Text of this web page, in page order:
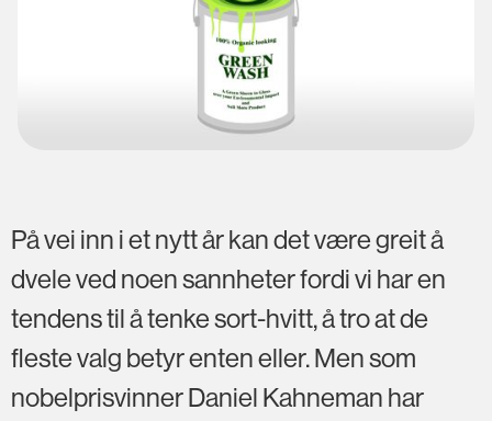
På vei inn i et nytt år kan det være greit å
dvele ved noen sannheter fordi vi har en
tendens til å tenke sort-hvitt, å tro at de
fleste valg betyr enten eller. Men som
nobelprisvinner Daniel Kahneman har